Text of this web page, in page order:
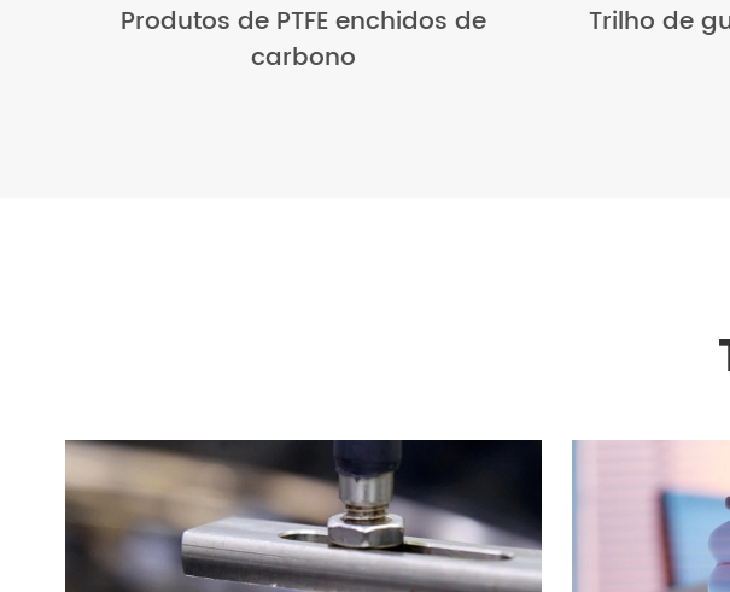
Produtos de PTFE enchidos de
carbono
Trilho de